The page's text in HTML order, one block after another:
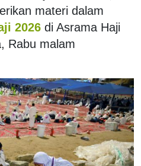
materi dalam
2026 di Asrama Haji
Rabu malam